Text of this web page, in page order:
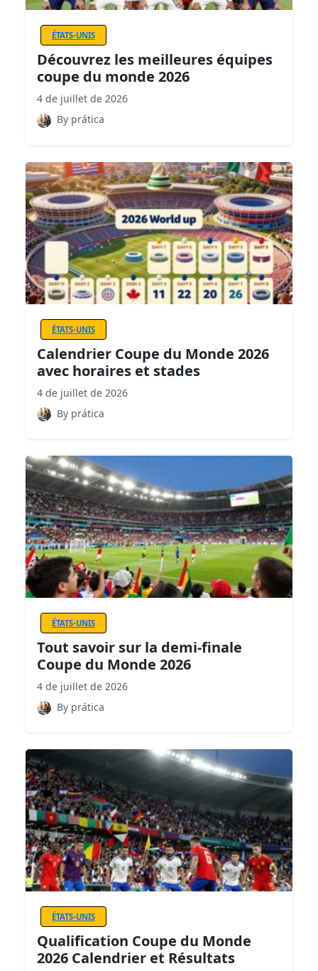
ÉTATS-UNIS
Découvrez les meilleures équipes
coupe du monde 2026
4 de juillet de 2026
By prática
ÉTATS-UNIS
Calendrier Coupe du Monde 2026
avec horaires et stades
4 de juillet de 2026
By prática
ÉTATS-UNIS
Tout savoir sur la demi-finale
Coupe du Monde 2026
4 de juillet de 2026
By prática
ÉTATS-UNIS
Qualification Coupe du Monde
2026 Calendrier et Résultats